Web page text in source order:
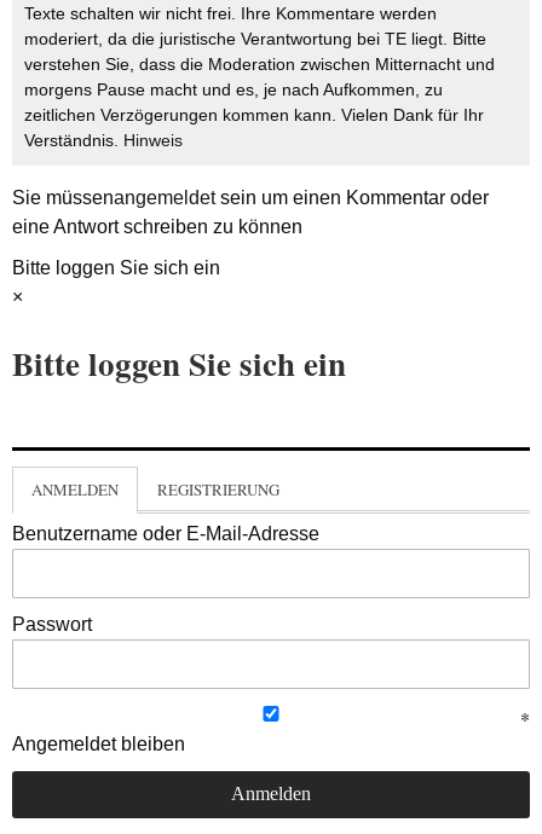
Texte schalten wir nicht frei. Ihre Kommentare werden
moderiert, da die juristische Verantwortung bei TE liegt. Bitte
verstehen Sie, dass die Moderation zwischen Mitternacht und
morgens Pause macht und es, je nach Aufkommen, zu
zeitlichen Verzögerungen kommen kann. Vielen Dank für Ihr
Verständnis. Hinweis
Sie müssenangemeldetsein um einen Kommentar oder
eine Antwort schreiben zu können
Bitte loggen Sie sich ein
×
Bitte loggen Sie sich ein
ANMELDEN REGISTRIERUNG
Benutzername oder E-Mail-Adresse
Passwort
Angemeldet bleiben